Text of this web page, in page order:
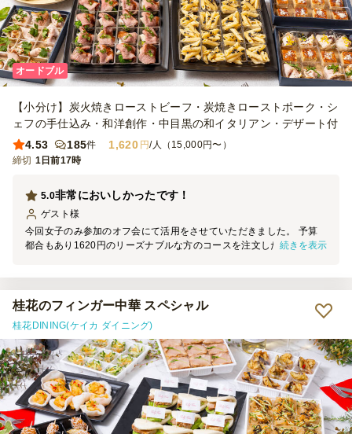
オードブル
【小分け】炭火焼きローストビーフ・炭焼きローストポーク・シ
ェフの手仕込み・和洋創作・中目黒の和イタリアン・デザート付
4.53
185件 1,620 円/人（15,000円〜）
締切 1日前17時
非常においしかったです！
5.0
ゲスト 様
今回女子のみ参加のオフ会にて活用をさせていただきました。 予算
都合もあり1620円のリーズナブルな方のコースを注文したのです
30分程度時間があったため、 まずは口にできるものをとパンを用意
したのですが、 それが余るほどにはボリュームがしっかりあった印
象です。 ただ、もし男性がいらっしゃった場合や、とてもたくさん
召し上がる方が多い場合には、 もう一つ上のコースか、追加のオプ
ションを頼まれるとちょうどいいかもしれません。 少なくともわい
わいと話しながらの女子オフ会にはぴったりのボリュームでした！
カトラリーもつけてくださり、非常に助かりました！ 本当にありが
とうございました、また活用させていただきます！
続きを表示
桂花のフィンガー中華 スペシャル
桂花DINING(ケイカ ダイニング)